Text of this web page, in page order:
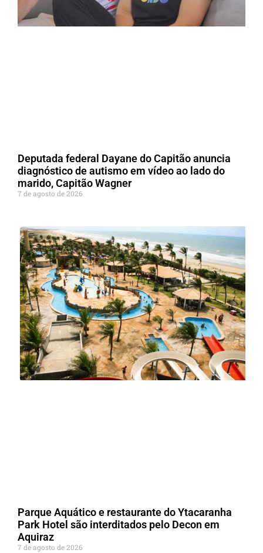
Deputada federal Dayane do Capitão anuncia
diagnóstico de autismo em vídeo ao lado do
marido, Capitão Wagner
7 de agosto de 2026
Parque Aquático e restaurante do Ytacaranha
Park Hotel são interditados pelo Decon em
Aquiraz
7 de agosto de 2026